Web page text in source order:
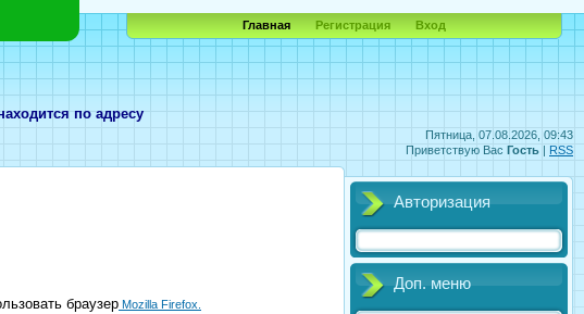
Пятница, 07.08.2026, 09:43
Приветствую Вас Гость | RSS
по адресу
Главная Регистрация Вход
браузер Mozilla Firefox.
Авторизация
Доп. меню